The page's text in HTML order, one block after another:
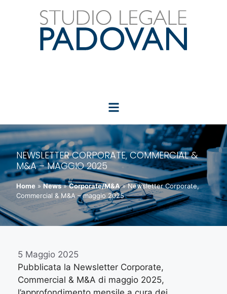
NEWSLETTER CORPORATE, COMMERCIAL &
M&A – MAGGIO 2025
Home » News » Corporate/M&A » Newsletter Corporate,
Commercial & M&A – maggio 2025
5 Maggio 2025
Pubblicata la Newsletter Corporate,
Commercial & M&A di maggio 2025,